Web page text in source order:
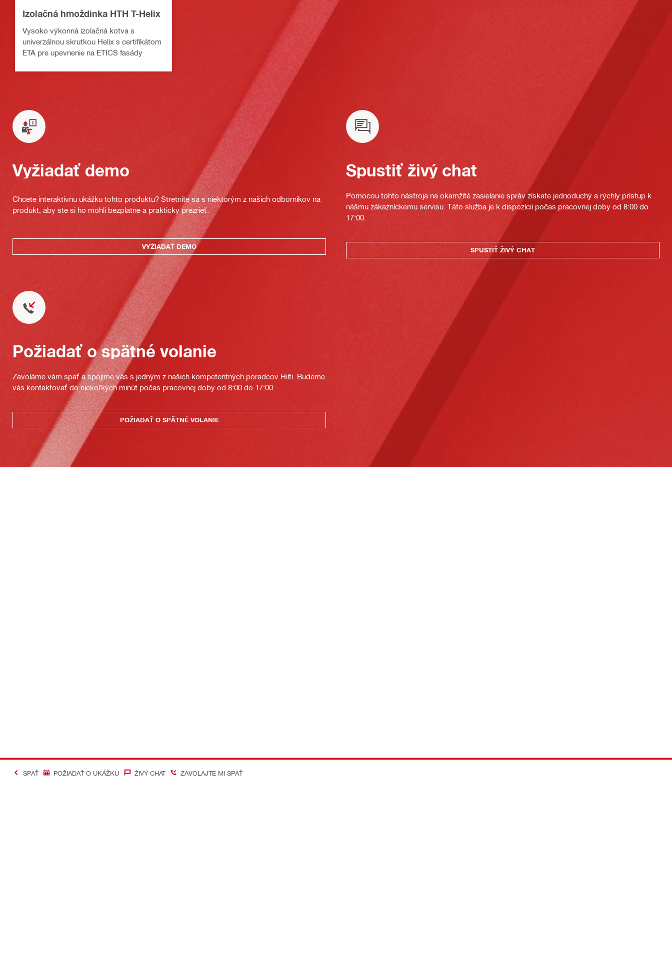
Izolačná hmoždinka HTH T-Helix
Vysoko výkonná izolačná kotva s
univerzálnou skrutkou Helix s certifikátom
ETA pre upevnenie na ETICS fasády
Vyžiadať demo
Chcete interaktívnu ukážku tohto produktu? Stretnite sa s niektorým z našich odborníkov na
produkt, aby ste si ho mohli bezplatne a prakticky prezrieť.
VYŽIADAŤ DEMO
Spustiť živý chat
Pomocou tohto nástroja na okamžité zasielanie správ získate jednoduchý a rýchly prístup k
nášmu zákazníckemu servisu. Táto služba je k dispozícii počas pracovnej doby od 8:00 do
17:00.
SPUSTIŤ ŽIVÝ CHAT
Požiadať o spätné volanie
Zavoláme vám späť a spojíme vás s jedným z našich kompetentných poradcov Hilti. Budeme
vás kontaktovať do niekoľkých minút počas pracovnej doby od 8:00 do 17:00.
POŽIADAŤ O SPÄTNÉ VOLANIE
SPÄŤ POŽIADAŤ O UKÁŽKU ŽIVÝ CHAT ZAVOLAJTE MI SPÄŤ